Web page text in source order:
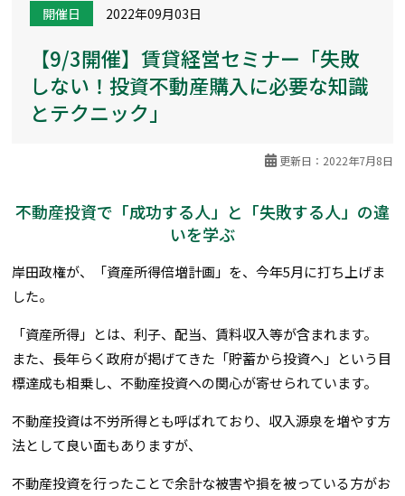
開催日 2022年09月03日
【9/3開催】賃貸経営セミナー「失敗
しない！投資不動産購入に必要な知識
とテクニック」
更新日：2022年7月8日
不動産投資で「成功する人」と「失敗する人」の違
いを学ぶ
岸田政権が、「資産所得倍増計画」を、今年5月に打ち上げま
した。
「資産所得」とは、利子、配当、賃料収入等が含まれます。
また、長年らく政府が掲げてきた「貯蓄から投資へ」という目
標達成も相乗し、不動産投資への関心が寄せられています。
不動産投資は不労所得とも呼ばれており、収入源泉を増やす方
法として良い面もありますが、
不動産投資を行ったことで余計な被害や損を被っている方がお